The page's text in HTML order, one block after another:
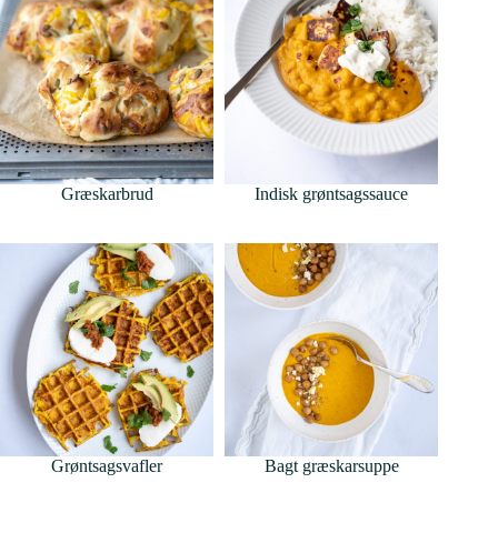
Græskarbrud Indisk grøntsagssauce
Grøntsagsvafler Bagt græskarsuppe